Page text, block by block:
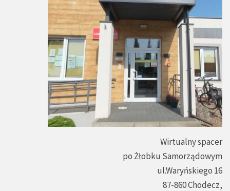
Wirtualny spacer
po Żłobku Samorządowym
ul.Waryńskiego 16
87-860 Chodecz,